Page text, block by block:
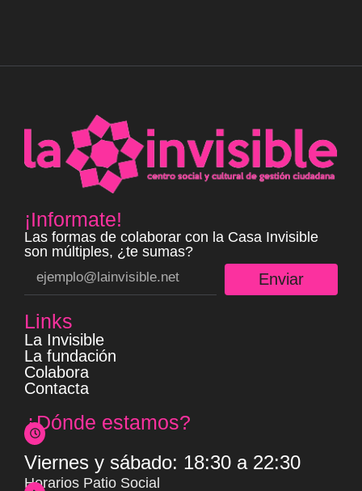
¡Informate!
Las formas de colaborar con la Casa Invisible
son múltiples, ¿te sumas?
Enviar
Links
La Invisible
La fundación
Colabora
Contacta
¿Dónde estamos?
Viernes y sábado: 18:30 a 22:30
Horarios Patio Social